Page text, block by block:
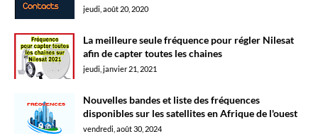
jeudi, août 20, 2020
La meilleure seule fréquence pour régler Nilesat
afin de capter toutes les chaines
jeudi, janvier 21, 2021
Nouvelles bandes et liste des fréquences
disponibles sur les satellites en Afrique de l'ouest
vendredi, août 30, 2024